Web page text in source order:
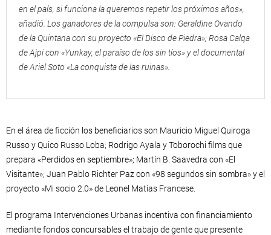
en el país, si funciona la queremos repetir los próximos años»,
añadió. Los ganadores de la compulsa son: Geraldine Ovando
de la Quintana con su proyecto «El Disco de Piedra»; Rosa Calqa
de Ajpi con «Yunkay, el paraíso de los sin tíos» y el documental
de Ariel Soto «La conquista de las ruinas».
En el área de ficción los beneficiarios son Mauricio Miguel Quiroga
Russo y Quico Russo Loba; Rodrigo Ayala y Toborochi films que
prepara «Perdidos en septiembre»; Martín B. Saavedra con «El
Visitante»; Juan Pablo Richter Paz con «98 segundos sin sombra» y el
proyecto «Mi socio 2.0» de Leonel Matías Francese.
El programa Intervenciones Urbanas incentiva con financiamiento
mediante fondos concursables el trabajo de gente que presente